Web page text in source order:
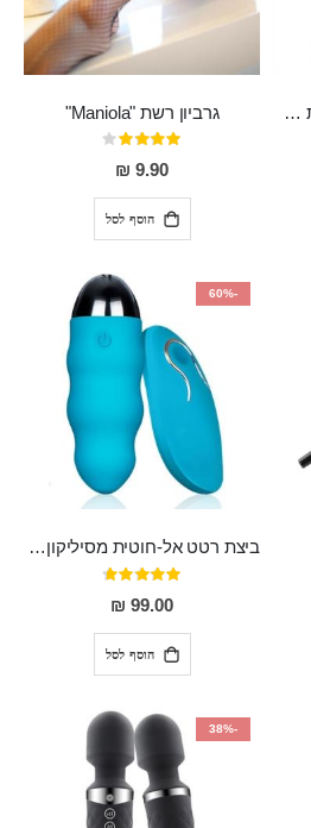
בגד גוף סופר סקסי עם רשת שקופה בחזה ושרשרות מלמעלה וריצרץ מלמטה Pan במפשעה גרביון רשת "Maniola"
דירוג:
80%
9.90 ₪
הוסף לסל
-60%
ביצת רטט אל-חוטית מסיליקון רפואי בגודל של 8 ס"מ ורוחב 3 ס"מ בעלת 20 מהירויות שונות "ENKI"
דירוג:
93%
99.00 ₪
הוסף לסל
-38%